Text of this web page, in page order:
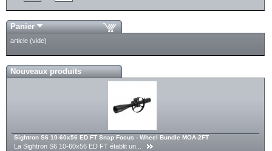
Panier
article (vide)
Nouveaux produits
Sightron S6 10-60x56 ED FT Snap Focus - Wheel Bundle MOA-2FT
La Sightron S6 10-60x56 ED FT établit un...